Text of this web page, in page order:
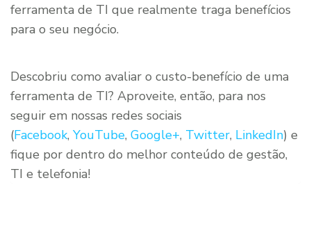
ferramenta de TI que realmente traga benefícios
para o seu negócio.
Descobriu como avaliar o custo-benefício de uma
ferramenta de TI? Aproveite, então, para nos
seguir em nossas redes sociais
(Facebook, YouTube, Google+, Twitter, LinkedIn) e
fique por dentro do melhor conteúdo de gestão,
TI e telefonia!